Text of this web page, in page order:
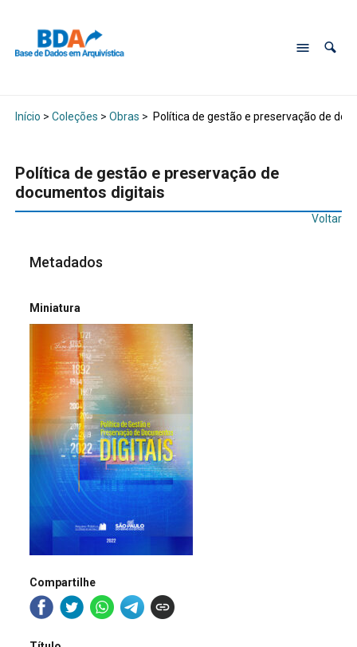
Início > Coleções > Obras > Política de gestão e preservação de
Política de gestão e preservação de
documentos digitais
Voltar
Metadados
Miniatura
Compartilhe